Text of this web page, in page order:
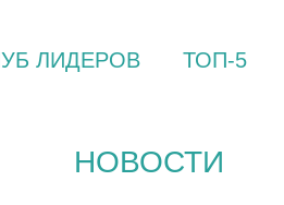
ЛИДЕРОВ ТОП-5
НОВОСТИ